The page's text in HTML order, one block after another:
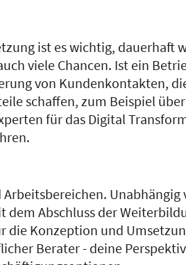
ist es wichtig,
viele Chancen. Ist ein
von Kundenkontakten,
schaffen, zum Beispiel
für das Digital
Abschluss der
Konzeption und
Berater - deine